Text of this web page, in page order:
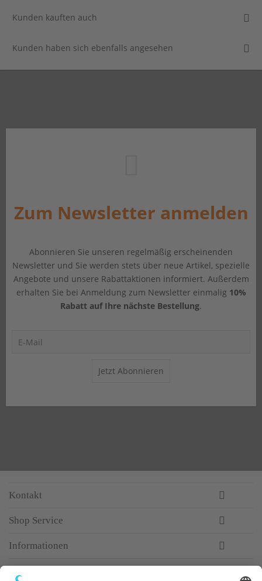
Kunden kauften auch
Kunden haben sich ebenfalls angesehen
Zum Newsletter anmelden
Abonnieren Sie unseren regelmäßig erscheinenden
Newsletter und Sie werden stets über neue Artikel, spezielle
Angebote und unsere Rabattaktionen informiert. Außerdem
erhalten Sie bei Anmeldung zum Newsletter einmalig 10%
Rabatt auf Ihre nächste Bestellung.
Jetzt Abonnieren
Kontakt
Shop Service
Informationen